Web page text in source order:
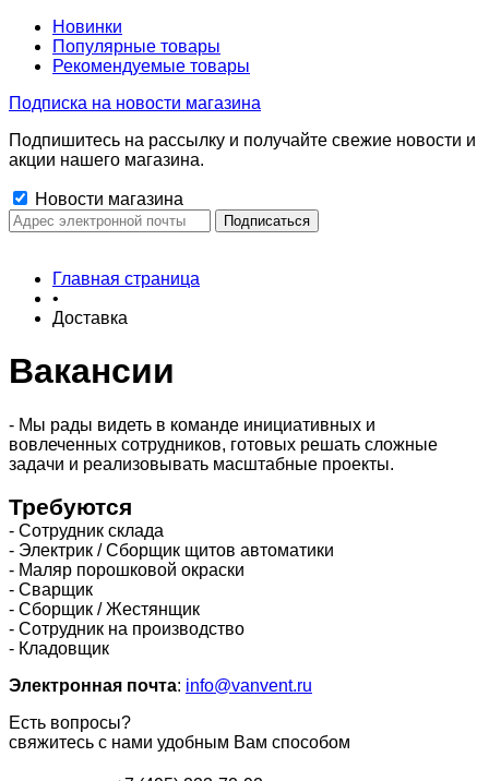
Новинки
Популярные товары
Рекомендуемые товары
Подписка на новости магазина
Подпишитесь на рассылку и получайте свежие новости и
акции нашего магазина.
Новости магазина
Главная страница
•
Доставка
Вакансии
- Мы рады видеть в команде инициативных и
вовлеченных сотрудников, готовых решать сложные
задачи и реализовывать масштабные проекты.
Требуются
- Сотрудник склада
- Электрик / Сборщик щитов автоматики
- Маляр порошковой окраски
- Сварщик
- Сборщик / Жестянщик
- Сотрудник на производство
- Кладовщик
Электронная почта: info@vanvent.ru
Есть вопросы?
свяжитесь с нами удобным Вам способом